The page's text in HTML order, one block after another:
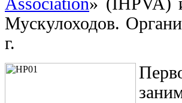
Мускулоходов.
г.